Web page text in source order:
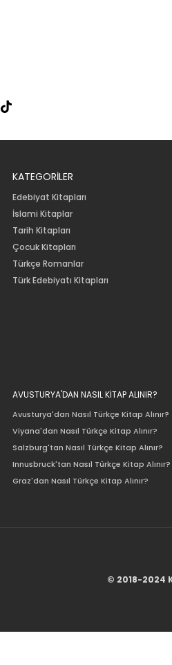
KATEGORİLER
Edebiyat Kitapları
İslami Kitaplar
Tarih Kitapları
Çocuk Kitapları
Türkçe Romanlar
Türk Edebiyatı Kitapları
AVUSTURYA'DAN NASIL KİTAP ALINIR?
Avusturya'dan Nasıl Türkçe Kitap Alınır?
Viyana'dan Nasıl Türkçe Kitap Alınır?
Salzburg'tan Nasıl Türkçe Kitap Alınır?
Innusbruck'tan Nasıl Türkçe Kitap Alınır?
Graz'dan Nasıl Türkçe Kitap Alınır?
© 2018-2024